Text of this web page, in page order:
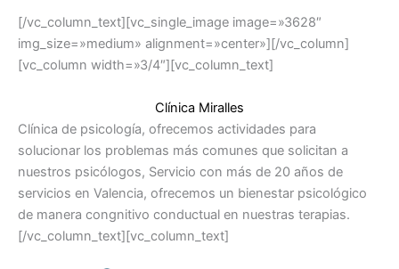
[/vc_column_text][vc_single_image image=»3628″
img_size=»medium» alignment=»center»][/vc_column]
[vc_column width=»3/4″][vc_column_text]
Clínica Miralles
Clínica de psicología, ofrecemos actividades para
solucionar los problemas más comunes que solicitan a
nuestros psicólogos, Servicio con más de 20 años de
servicios en Valencia, ofrecemos un bienestar psicológico
de manera congnitivo conductual en nuestras terapias.
[/vc_column_text][vc_column_text]